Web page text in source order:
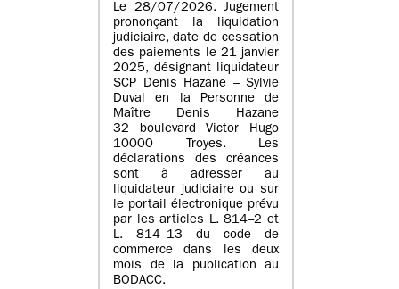
Le 28/07/2026. Jugement
prononçant la liquidation
judiciaire, date de cessation
des paiements le 21 janvier
2025, désignant liquidateur
SCP Denis Hazane – Sylvie
Duval en la Personne de
Maître Denis Hazane
32 boulevard Victor Hugo
10000 Troyes. Les
déclarations des créances
sont à adresser au
liquidateur judiciaire ou sur
le portail électronique prévu
par les articles L. 814–2 et
L. 814–13 du code de
commerce dans les deux
mois de la publication au
BODACC.